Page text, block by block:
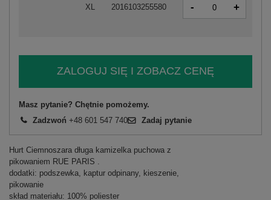
XL 2016103255580 - +
ZALOGUJ SIĘ I ZOBACZ CENĘ
Masz pytanie? Chętnie pomożemy.
Zadzwoń +48 601 547 740 Zadaj pytanie
Hurt Ciemnoszara długa kamizelka puchowa z
pikowaniem RUE PARIS .
dodatki: podszewka, kaptur odpinany, kieszenie,
pikowanie
skład materiału: 100% poliester